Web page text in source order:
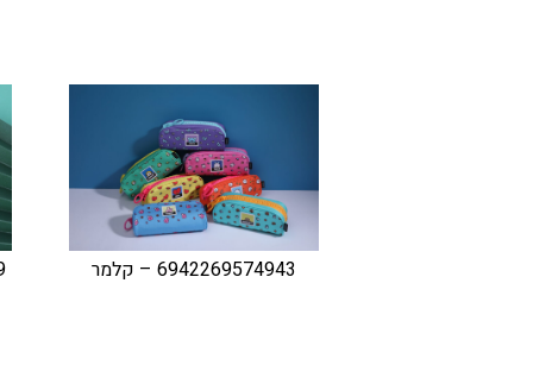
6942269574943 – קלמר